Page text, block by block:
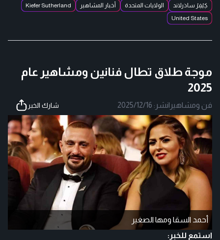
كِيْفِرْ ساذرلاند الولايات المتحدة أخبار المشاهير
Kiefer Sutherland
United States
موجة طلاق تطال فنانين ومشاهير عام
2025
فن ومشاهير |نشر: 2025/12/16 شارك الخبر
أحمد السقا ومها الصغير
استمع للخبر: